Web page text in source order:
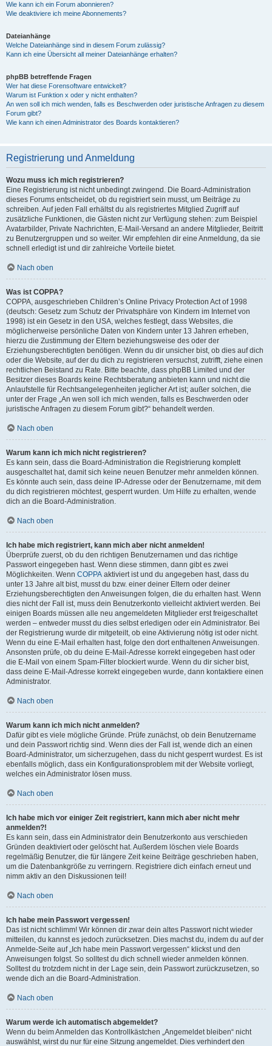
Wie kann ich ein Forum abonnieren?
Wie deaktiviere ich meine Abonnements?
Dateianhänge
Welche Dateianhänge sind in diesem Forum zulässig?
Kann ich eine Übersicht all meiner Dateianhänge erhalten?
phpBB betreffende Fragen
Wer hat diese Forensoftware entwickelt?
Warum ist Funktion x oder y nicht enthalten?
An wen soll ich mich wenden, falls es Beschwerden oder juristische Anfragen zu diesem
Forum gibt?
Wie kann ich einen Administrator des Boards kontaktieren?
Registrierung und Anmeldung
Wozu muss ich mich registrieren?
Eine Registrierung ist nicht unbedingt zwingend. Die Board-Administration
dieses Forums entscheidet, ob du registriert sein musst, um Beiträge zu
schreiben. Auf jeden Fall erhältst du als registriertes Mitglied Zugriff auf
zusätzliche Funktionen, die Gästen nicht zur Verfügung stehen: zum Beispiel
Avatarbilder, Private Nachrichten, E-Mail-Versand an andere Mitglieder, Beitritt
zu Benutzergruppen und so weiter. Wir empfehlen dir eine Anmeldung, da sie
schnell erledigt ist und dir zahlreiche Vorteile bietet.
Nach oben
Was ist COPPA?
COPPA, ausgeschrieben Children’s Online Privacy Protection Act of 1998
(deutsch: Gesetz zum Schutz der Privatsphäre von Kindern im Internet von
1998) ist ein Gesetz in den USA, welches festlegt, dass Websites, die
möglicherweise persönliche Daten von Kindern unter 13 Jahren erheben,
hierzu die Zustimmung der Eltern beziehungsweise des oder der
Erziehungsberechtigten benötigen. Wenn du dir unsicher bist, ob dies auf dich
oder die Website, auf der du dich zu registrieren versuchst, zutrifft, ziehe einen
rechtlichen Beistand zu Rate. Bitte beachte, dass phpBB Limited und der
Besitzer dieses Boards keine Rechtsberatung anbieten kann und nicht die
Anlaufstelle für Rechtsangelegenheiten jeglicher Art ist; außer solchen, die
unter der Frage „An wen soll ich mich wenden, falls es Beschwerden oder
juristische Anfragen zu diesem Forum gibt?“ behandelt werden.
Nach oben
Warum kann ich mich nicht registrieren?
Es kann sein, dass die Board-Administration die Registrierung komplett
ausgeschaltet hat, damit sich keine neuen Benutzer mehr anmelden können.
Es könnte auch sein, dass deine IP-Adresse oder der Benutzername, mit dem
du dich registrieren möchtest, gesperrt wurden. Um Hilfe zu erhalten, wende
dich an die Board-Administration.
Nach oben
Ich habe mich registriert, kann mich aber nicht anmelden!
Überprüfe zuerst, ob du den richtigen Benutzernamen und das richtige
Passwort eingegeben hast. Wenn diese stimmen, dann gibt es zwei
Möglichkeiten. Wenn COPPA aktiviert ist und du angegeben hast, dass du
unter 13 Jahre alt bist, musst du bzw. einer deiner Eltern oder deiner
Erziehungsberechtigten den Anweisungen folgen, die du erhalten hast. Wenn
dies nicht der Fall ist, muss dein Benutzerkonto vielleicht aktiviert werden. Bei
einigen Boards müssen alle neu angemeldeten Mitglieder erst freigeschaltet
werden – entweder musst du dies selbst erledigen oder ein Administrator. Bei
der Registrierung wurde dir mitgeteilt, ob eine Aktivierung nötig ist oder nicht.
Wenn du eine E-Mail erhalten hast, folge den dort enthaltenen Anweisungen.
Ansonsten prüfe, ob du deine E-Mail-Adresse korrekt eingegeben hast oder
die E-Mail von einem Spam-Filter blockiert wurde. Wenn du dir sicher bist,
dass deine E-Mail-Adresse korrekt eingegeben wurde, dann kontaktiere einen
Administrator.
Nach oben
Warum kann ich mich nicht anmelden?
Dafür gibt es viele mögliche Gründe. Prüfe zunächst, ob dein Benutzername
und dein Passwort richtig sind. Wenn dies der Fall ist, wende dich an einen
Board-Administrator, um sicherzugehen, dass du nicht gesperrt wurdest. Es ist
ebenfalls möglich, dass ein Konfigurationsproblem mit der Website vorliegt,
welches ein Administrator lösen muss.
Nach oben
Ich habe mich vor einiger Zeit registriert, kann mich aber nicht mehr
anmelden?!
Es kann sein, dass ein Administrator dein Benutzerkonto aus verschieden
Gründen deaktiviert oder gelöscht hat. Außerdem löschen viele Boards
regelmäßig Benutzer, die für längere Zeit keine Beiträge geschrieben haben,
um die Datenbankgröße zu verringern. Registriere dich einfach erneut und
nimm aktiv an den Diskussionen teil!
Nach oben
Ich habe mein Passwort vergessen!
Das ist nicht schlimm! Wir können dir zwar dein altes Passwort nicht wieder
mitteilen, du kannst es jedoch zurücksetzen. Dies machst du, indem du auf der
Anmelde-Seite auf „Ich habe mein Passwort vergessen“ klickst und den
Anweisungen folgst. So solltest du dich schnell wieder anmelden können.
Solltest du trotzdem nicht in der Lage sein, dein Passwort zurückzusetzen, so
wende dich an die Board-Administration.
Nach oben
Warum werde ich automatisch abgemeldet?
Wenn du beim Anmelden das Kontrollkästchen „Angemeldet bleiben“ nicht
auswählst, wirst du nur für eine Sitzung angemeldet. Dies verhindert den